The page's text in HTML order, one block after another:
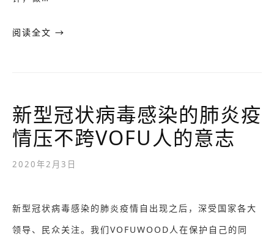
阅读全文 →
新型冠状病毒感染的肺炎疫
情压不跨VOFU人的意志
2020年2月3日
新型冠状病毒感染的肺炎疫情自出现之后，深受国家各大
领导、民众关注。我们VOFUWOOD人在保护自己的同